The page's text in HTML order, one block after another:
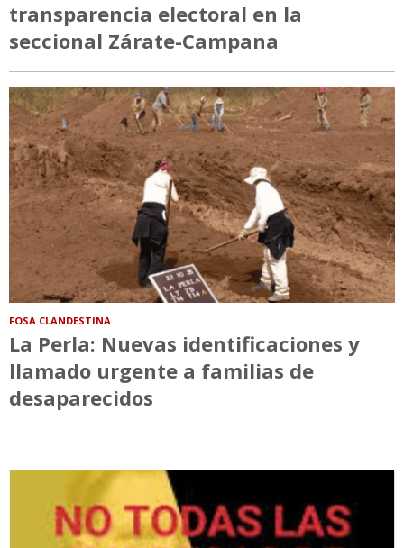
transparencia electoral en la
seccional Zárate-Campana
FOSA CLANDESTINA
La Perla: Nuevas identificaciones y
llamado urgente a familias de
desaparecidos